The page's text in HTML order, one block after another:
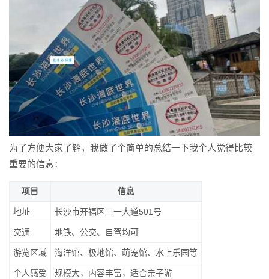
为了方便大家了解，我做了个简单的总结一下我个人觉得比较
重要的信息：
项目 信息
地址 长沙市开福区三一大道501号
交通 地铁、公交、自驾均可
游览区域 海洋馆、极地馆、萌宠馆、水上乐园等
个人感受 规模大，内容丰富，适合亲子游